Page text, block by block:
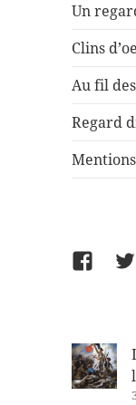
Un
Clins
Au fil
Regard
Facebook